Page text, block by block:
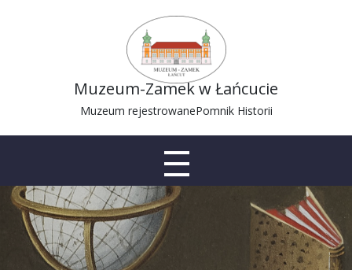
Muzeum-Zamek w Łańcucie
Muzeum rejestrowanePomnik Historii